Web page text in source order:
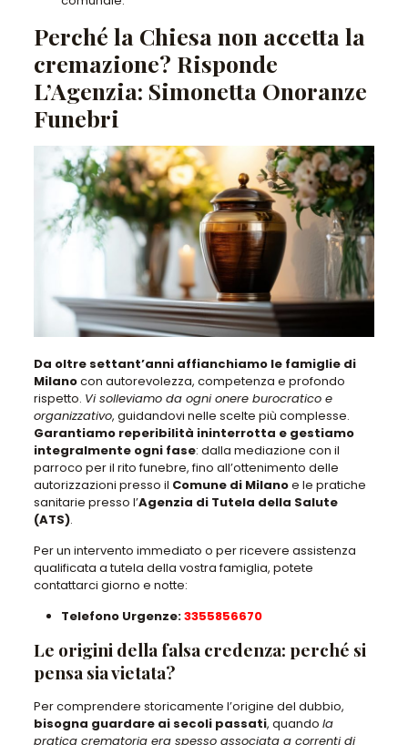
Perché la Chiesa non accetta la
cremazione? Risponde
L’Agenzia: Simonetta Onoranze
Funebri
Da oltre settant’anni affianchiamo le famiglie di
Milanocon autorevolezza, competenza e profondo
rispetto. Vi solleviamo da ogni onere burocratico e
organizzativo, guidandovi nelle scelte più complesse.
Garantiamo reperibilità ininterrotta e gestiamo
integralmente ogni fase: dalla mediazione con il
parroco per il rito funebre, fino all’ottenimento delle
autorizzazioni presso il Comune di Milanoe le pratiche
sanitarie presso l’Agenzia di Tutela della Salute
(ATS).
Per un intervento immediato o per ricevere assistenza
qualificata a tutela della vostra famiglia, potete
contattarci giorno e notte:
Telefono Urgenze:3355856670
Le origini della falsa credenza: perché si
pensa sia vietata?
Per comprendere storicamente l’origine del dubbio,
bisogna guardare ai secoli passati, quando la
pratica crematoria era spesso associata a correnti di